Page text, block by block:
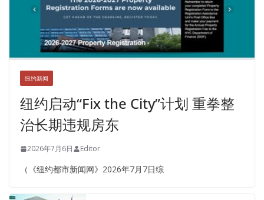
纽约新闻
纽约启动“Fix the City”计划 重拳整
治长期违规房东
2026年7月6日 Editor
（《纽约都市新闻网》2026年7月7日综